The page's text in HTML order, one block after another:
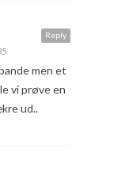
Reply
men et
vi prøve en
ud..